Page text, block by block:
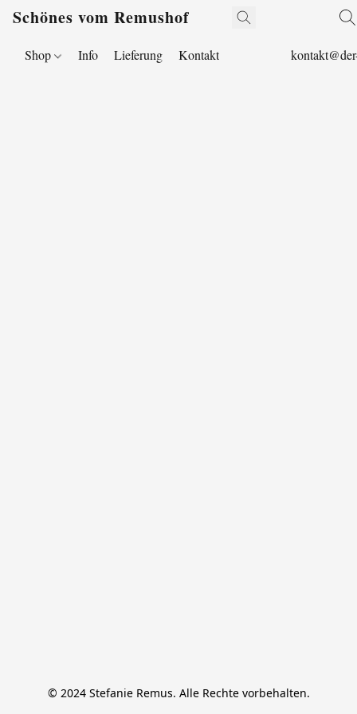
Schönes vom Remushof
Shop Info Lieferung Kontakt
© 2024 Stefanie Remus. Alle Rechte vorbehalten.